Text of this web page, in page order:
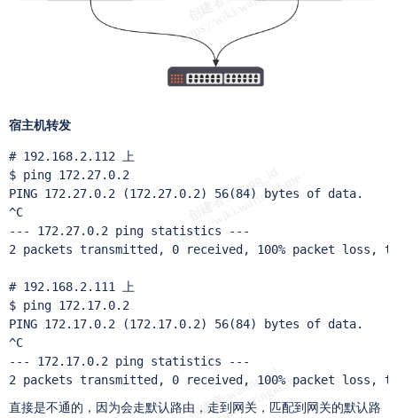
宿主机转发
# 192.168.2.112 上
$ ping 172.27.0.2
PING 172.27.0.2 (172.27.0.2) 56(84) bytes of data.
^C
--- 172.27.0.2 ping statistics ---
2 packets transmitted, 0 received, 100% packet loss,
# 192.168.2.111 上
$ ping 172.17.0.2
PING 172.17.0.2 (172.17.0.2) 56(84) bytes of data.
^C
--- 172.17.0.2 ping statistics ---
2 packets transmitted, 0 received, 100% packet loss,
直接是不通的，因为会走默认路由，走到网关，匹配到网关的默认路